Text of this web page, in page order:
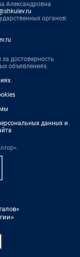
Александровна
органов:
за достоверность
объявлениях.
.
данных и